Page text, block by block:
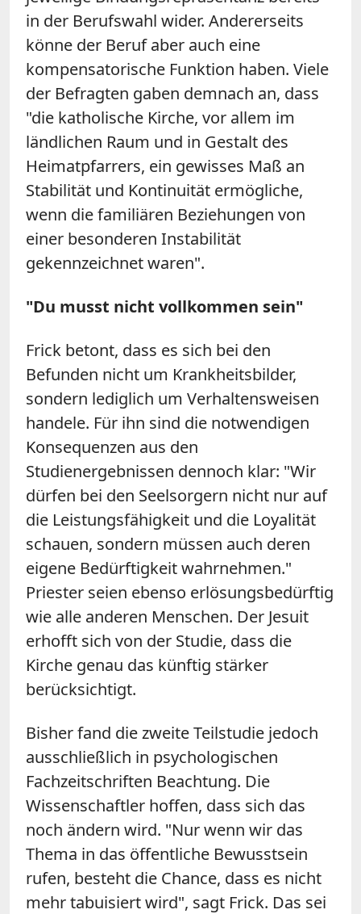
in der Berufswahl wider. Andererseits
könne der Beruf aber auch eine
kompensatorische Funktion haben. Viele
der Befragten gaben demnach an, dass
"die katholische Kirche, vor allem im
ländlichen Raum und in Gestalt des
Heimatpfarrers, ein gewisses Maß an
Stabilität und Kontinuität ermögliche,
wenn die familiären Beziehungen von
einer besonderen Instabilität
gekennzeichnet waren".
"Du musst nicht vollkommen sein"
Frick betont, dass es sich bei den
Befunden nicht um Krankheitsbilder,
sondern lediglich um Verhaltensweisen
handele. Für ihn sind die notwendigen
Konsequenzen aus den
Studienergebnissen dennoch klar: "Wir
dürfen bei den Seelsorgern nicht nur auf
die Leistungsfähigkeit und die Loyalität
schauen, sondern müssen auch deren
eigene Bedürftigkeit wahrnehmen."
Priester seien ebenso erlösungsbedürftig
wie alle anderen Menschen. Der Jesuit
erhofft sich von der Studie, dass die
Kirche genau das künftig stärker
berücksichtigt.
Bisher fand die zweite Teilstudie jedoch
ausschließlich in psychologischen
Fachzeitschriften Beachtung. Die
Wissenschaftler hoffen, dass sich das
noch ändern wird. "Nur wenn wir das
Thema in das öffentliche Bewusstsein
rufen, besteht die Chance, dass es nicht
mehr tabuisiert wird", sagt Frick. Das sei